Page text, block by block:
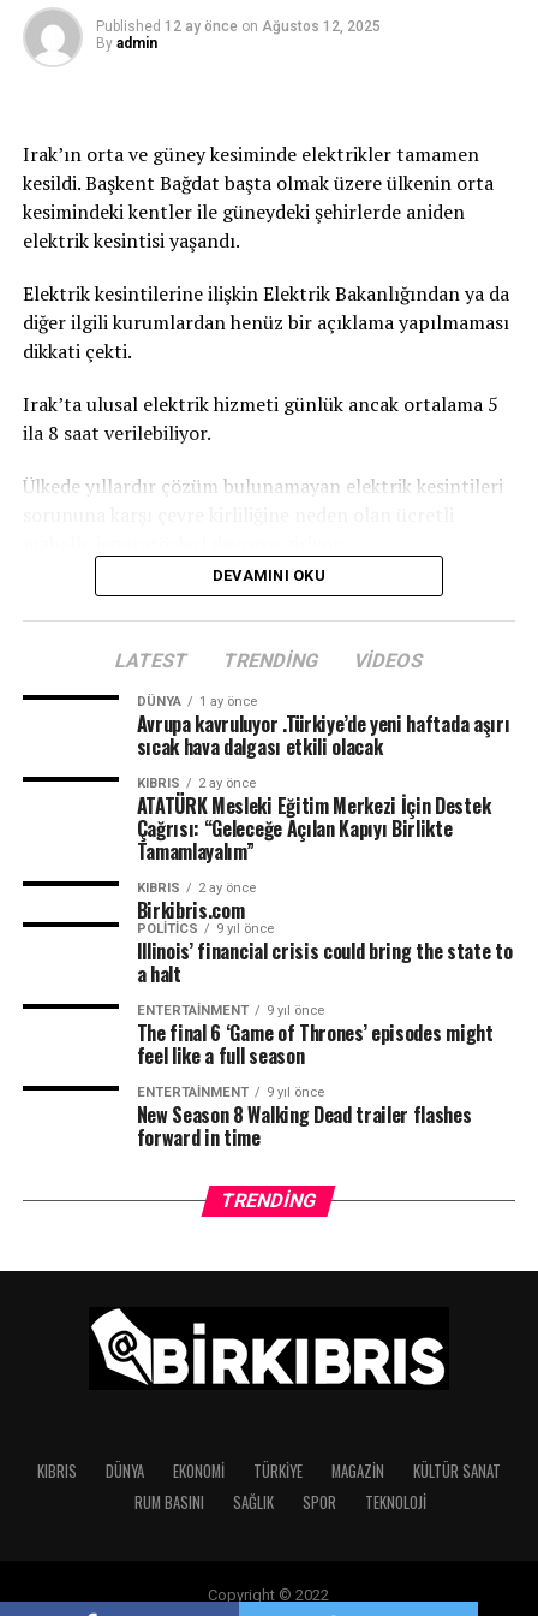
geçiyor.
Published 12 ay önce on Ağustos 12, 2025
By admin
Irak’ın orta ve güney kesiminde elektrikler tamamen
kesildi. Başkent Bağdat başta olmak üzere ülkenin orta
kesimindeki kentler ile güneydeki şehirlerde aniden
elektrik kesintisi yaşandı.
Elektrik kesintilerine ilişkin Elektrik Bakanlığından ya da
diğer ilgili kurumlardan henüz bir açıklama yapılmaması
dikkati çekti.
Irak’ta ulusal elektrik hizmeti günlük ancak ortalama 5
ila 8 saat verilebiliyor.
Ülkede yıllardır çözüm bulunamayan elektrik kesintileri
DEVAMINI OKU
LATEST TRENDING VIDEOS
DÜNYA 1 ay önce
Avrupa kavruluyor .Türkiye’de yeni haftada aşırı
sıcak hava dalgası etkili olacak
KIBRIS 2 ay önce
ATATÜRK Mesleki Eğitim Merkezi İçin Destek
Çağrısı: “Geleceğe Açılan Kapıyı Birlikte
Tamamlayalım”
KIBRIS 2 ay önce
Birkibris.com
POLITICS 9 yıl önce
Illinois’ financial crisis could bring the state to
a halt
ENTERTAINMENT 9 yıl önce
The final 6 ‘Game of Thrones’ episodes might
feel like a full season
ENTERTAINMENT 9 yıl önce
New Season 8 Walking Dead trailer flashes
forward in time
TRENDING
KIBRIS DÜNYA EKONOMI TÜRKIYE MAGAZIN
KÜLTÜR SANAT
RUM BASINI
SAĞLIK SPOR TEKNOLOJI
Copyright © 2022